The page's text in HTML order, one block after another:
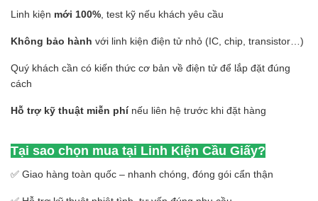
Linh kiện mới 100% , test kỹ nếu khách yêu cầu
Không bảo hành với linh kiện điện tử nhỏ (IC, chip, transistor…)
Quý khách cần có kiến thức cơ bản về điện tử để lắp đặt đúng
cách
Hỗ trợ kỹ thuật miễn phínếu liên hệ trước khi đặt hàng
Tại sao chọn mua tại Linh Kiện Cầu Giấy?
✅ Giao hàng toàn quốc – nhanh chóng, đóng gói cẩn thận